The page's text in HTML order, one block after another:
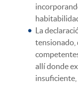
La
tensionado,
allí donde